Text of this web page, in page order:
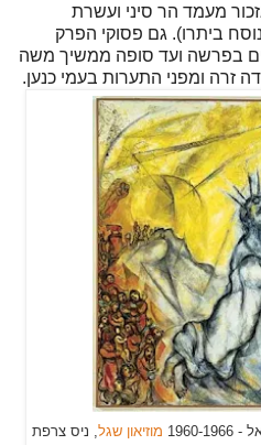
מעמד הר סיני ועשרת
ביתרו). גם פסוקי הפרק
בפרשה ועד סופה ממשיך משה
זרה ומפני התערות בעמי כנען.
מוזיאון שגל , ניס צרפת